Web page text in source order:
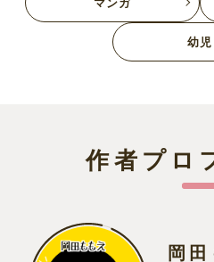
幼児
作者プロ
岡田